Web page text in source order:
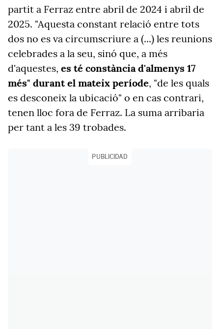
partit a Ferraz entre abril de 2024 i abril de
2025. "Aquesta constant relació entre tots
dos no es va circumscriure a (...) les reunions
celebrades a la seu, sinó que, a més
d'aquestes, es té constància d'almenys 17
més" durant el mateix període, "de les quals
es desconeix la ubicació" o en cas contrari,
tenen lloc fora de Ferraz. La suma arribaria
per tant a les 39 trobades.
PUBLICIDAD